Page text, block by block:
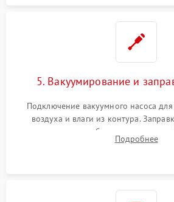
5. Вакуумирование и
Подключение вакуумного насоса
воздуха и влаги из контура.
дозированным объемом хладагента
электронным весам. КонтрольПодробнее